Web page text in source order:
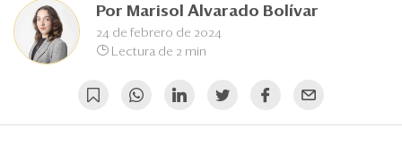
Por Marisol Alvarado Bolívar
24 de febrero de 2024
Lectura de 2 min